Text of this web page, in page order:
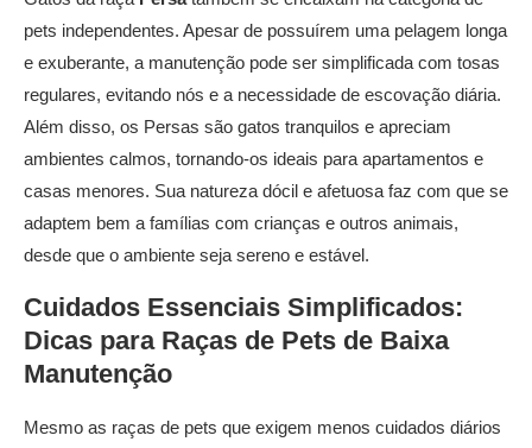
pets independentes. Apesar de possuírem uma pelagem longa
e exuberante, a manutenção pode ser simplificada com tosas
regulares, evitando nós e a necessidade de escovação diária.
Além disso, os Persas são gatos tranquilos e apreciam
ambientes calmos, tornando-os ideais para apartamentos e
casas menores. Sua natureza dócil e afetuosa faz com que se
adaptem bem a famílias com crianças e outros animais,
desde que o ambiente seja sereno e estável.
Cuidados Essenciais Simplificados:
Dicas para Raças de Pets de Baixa
Manutenção
Mesmo as raças de pets que exigem menos cuidados diários